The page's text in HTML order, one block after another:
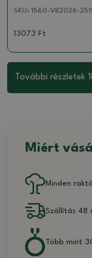
SKU: 1560-VB2026-
13073 Ft
További részletek
Miért
Minden
Szállítás 48
Több mint